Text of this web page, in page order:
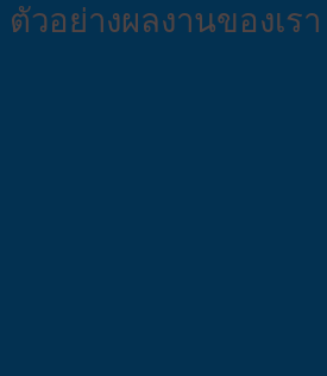
ตัวอย่างผลงานของเรา